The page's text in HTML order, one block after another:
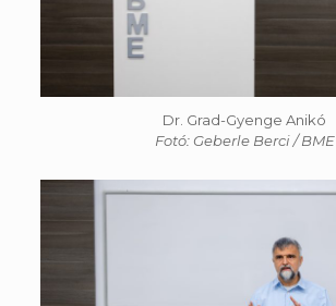
Dr. Grad-Gyenge Anikó
Fotó: Geberle Berci / BME